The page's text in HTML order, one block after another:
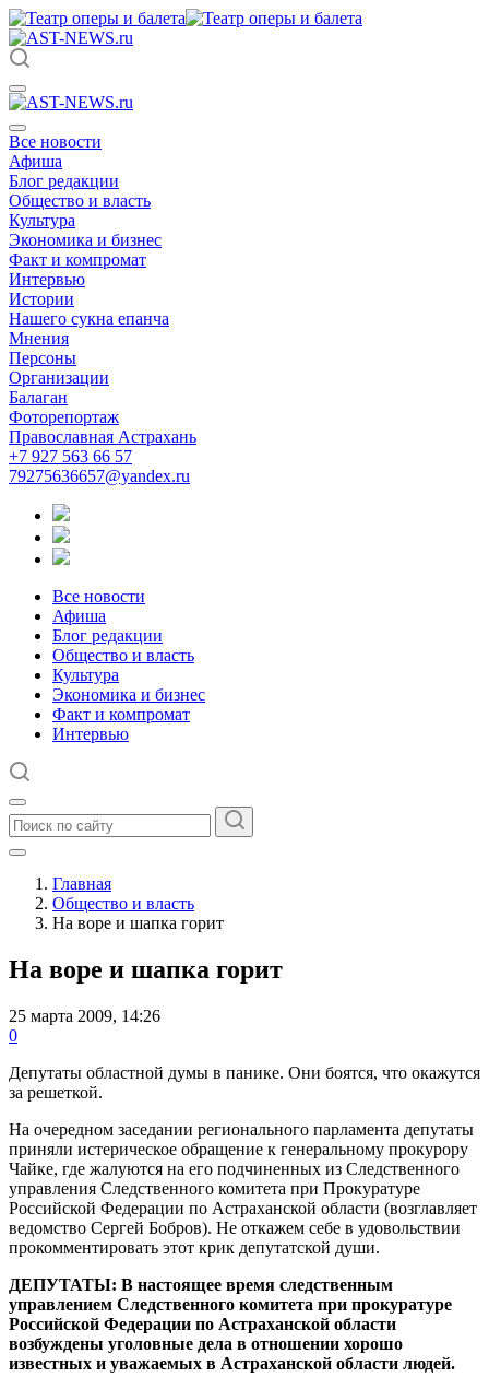
Все новости
Афиша
Блог редакции
Общество и власть
Культура
Экономика и бизнес
Факт и компромат
Интервью
Истории
Нашего сукна епанча
Мнения
Персоны
Организации
Балаган
Фоторепортаж
Православная Астрахань
+7 927 563 66 57
79275636657@yandex.ru
Все новости
Афиша
Блог редакции
Общество и власть
Культура
Экономика и бизнес
Факт и компромат
Интервью
Главная
Общество и власть
На воре и шапка горит
На воре и шапка горит
25 марта 2009, 14:26
0
Депутаты областной думы в панике. Они боятся, что окажутся
за решеткой.
На очередном заседании регионального парламента депутаты
приняли истерическое обращение к генеральному прокурору
Чайке, где жалуются на его подчиненных из Следственного
управления Следственного комитета при Прокуратуре
Российской Федерации по Астраханской области (возглавляет
ведомство Сергей Бобров). Не откажем себе в удовольствии
прокомментировать этот крик депутатской души.
ДЕПУТАТЫ: В настоящее время следственным
управлением Следственного комитета при прокуратуре
Российской Федерации по Астраханской области
возбуждены уголовные дела в отношении хорошо
известных и уважаемых в Астраханской области людей.